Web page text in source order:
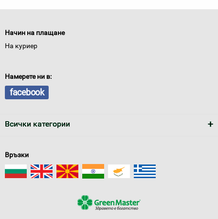
Начин на плащане
На куриер
Намерете ни в:
facebook
Всички категории
Връзки